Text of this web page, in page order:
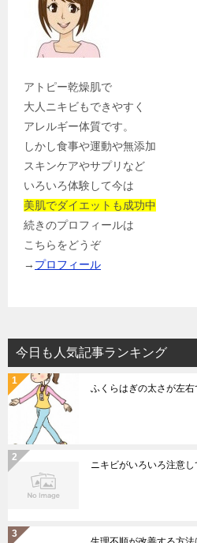
アトピー乾燥肌で
大人ニキビもできやすく
アレルギー体質です。
しかし食事や運動や無添加
スキンケアやサプリなど
いろいろ体験して今は
美肌でダイエットも成功中
続きのプロフィールは
こちらをどうぞ
→ プロフィール
今日も人気記事ランキング
ふくらはぎの太さが左右
ニキビがいろいろ注意